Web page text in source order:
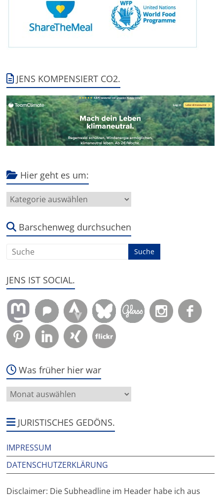
JENS KOMPENSIERT CO2.
Hier geht es um:
Hier
geht
um:Barschenweg durchsuchen
JENS IST SOCIAL.
Was früher hier war
Was
früher
warJURISTISCHES GEDÖNS.
IMPRESSUM
DATENSCHUTZERKLÄRUNG
Disclaimer: Die Subheadline im Header habe ich aus